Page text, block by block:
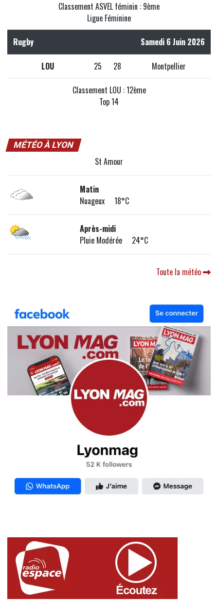
Classement ASVEL féminin : 9ème
Ligue Féminine
Rugby Samedi 6 Juin 2026
LOU 25 28 Montpellier
Classement LOU : 12ème
Top 14
MÉTÉO À LYON
St Amour
Matin
Nuageux 18°C
Après-midi
Pluie Modérée 24°C
Toute la météo